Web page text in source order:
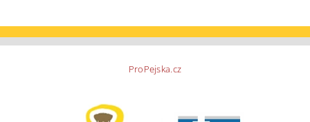
ProPejska.cz